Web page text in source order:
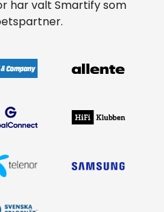
har valt Smartify som